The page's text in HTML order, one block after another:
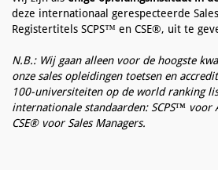
deze internationaal gerespecteerde
Registertitels SCPS™ en CSE®, uit te
N.B.: Wij gaan alleen voor de hoogste
onze sales opleidingen toetsen en
100-universiteiten op de world ranking
internationale standaarden: SCPS™ voor
CSE® voor Sales Managers.